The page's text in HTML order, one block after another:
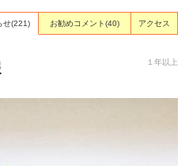
せ(221) お勧めコメント(40) アクセス
１年以上